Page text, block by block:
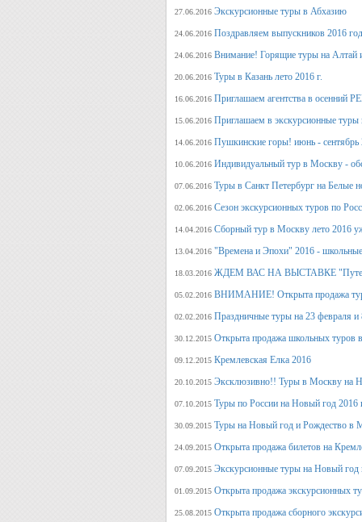
27.06.2016 Экскурсионные туры в Абхазию
24.06.2016 Поздравляем выпускников
24.06.2016 Внимание! Горящие туры на Алтай
20.06.2016 Туры в Казань лето 2016 г.
16.06.2016 Приглашаем агентства в
15.06.2016 Приглашаем в экскурсионные туры
14.06.2016 Пушкинские горы! июнь - сентябрь
10.06.2016 Индивидуальный тур в Москву -
07.06.2016 Туры в Санкт Петербург на Белые
02.06.2016 Сезон экскурсионных туров по
14.04.2016 Сборный тур в Москву лето 2016
13.04.2016 "Времена и Эпохи" 2016 - школьные
18.03.2016 ЖДЕМ ВАС НА ВЫСТАВКЕ
05.02.2016 ВНИМАНИЕ! Открыта продажа
02.02.2016 Праздничные туры на 23 февраля и
30.12.2015 Открыта продажа школьных туров
09.12.2015 Кремлевская Елка 2016
20.10.2015 Эксклюзивно!! Туры в Москву на
07.10.2015 Туры по России на Новый год 2016
30.09.2015 Туры на Новый год и Рождество в
24.09.2015 Открыта продажа билетов на
07.09.2015 Экскурсионные туры на Новый год
01.09.2015 Открыта продажа экскурсионных
25.08.2015 Открыта продажа сборного